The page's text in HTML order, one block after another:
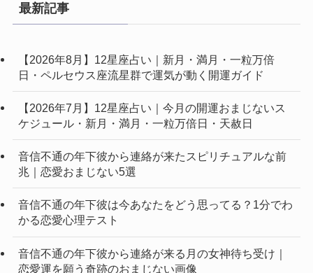
最新記事
【2026年8月】12星座占い｜新月・満月・一粒万倍
日・ペルセウス座流星群で運気が動く開運ガイド
【2026年7月】12星座占い｜今月の開運おまじないス
ケジュール・新月・満月・一粒万倍日・天赦日
音信不通の年下彼から連絡が来たスピリチュアルな前
兆｜恋愛おまじない5選
音信不通の年下彼は今あなたをどう思ってる？1分でわ
かる恋愛心理テスト
音信不通の年下彼から連絡が来る月の女神待ち受け｜
恋愛運を願う奇跡のおまじない画像